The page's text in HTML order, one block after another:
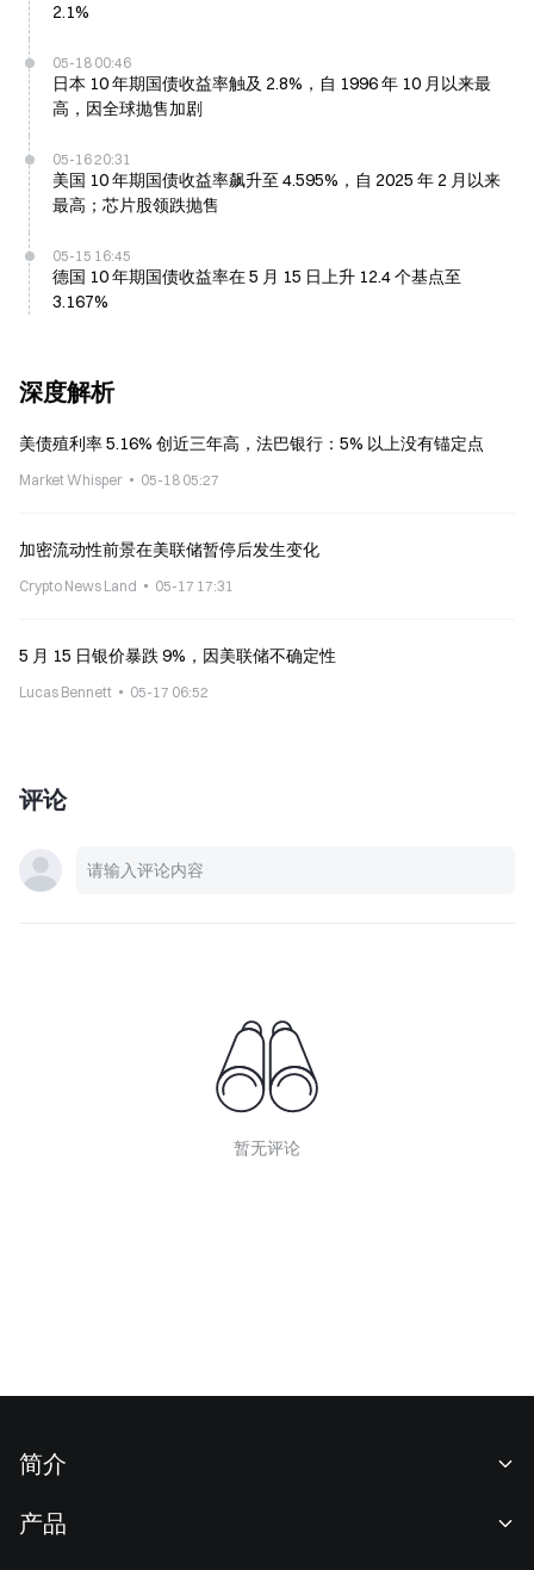
2.1%
05-18 00:46
日本 10 年期国债收益率触及 2.8%，自 1996 年 10 月以来最
高，因全球抛售加剧
05-16 20:31
美国 10 年期国债收益率飙升至 4.595%，自 2025 年 2 月以来
最高；芯片股领跌抛售
05-15 16:45
德国 10 年期国债收益率在 5 月 15 日上升 12.4 个基点至
3.167%
深度解析
美债殖利率 5.16% 创近三年高，法巴银行：5% 以上没有锚定点
Market Whisper 05-18 05:27
加密流动性前景在美联储暂停后发生变化
Crypto News Land 05-17 17:31
5 月 15 日银价暴跌 9%，因美联储不确定性
Lucas Bennett 05-17 06:52
评论
暂无评论
简介
产品